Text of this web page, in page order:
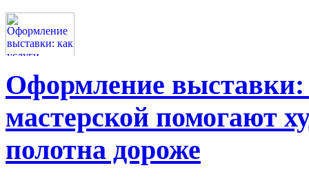
Оформление выставки:
мастерской помогают
полотна дороже